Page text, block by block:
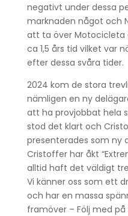
negativt under dessa
marknaden något och
att ta över Motocicleta
ca 1,5 års tid vilket var
efter dessa svåra tider.
2024 kom de stora
nämligen en ny
att ha provjobbat hela
stod det klart och
presenterades som ny
Cristoffer har åkt
alltid haft det väldigt
Vi känner oss som ett
och har en massa
framöver – Följ med på